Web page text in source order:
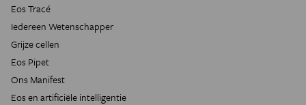
Eos Tracé
Iedereen Wetenschapper
Grijze cellen
Eos Pipet
Ons Manifest
Eos en artificiële intelligentie